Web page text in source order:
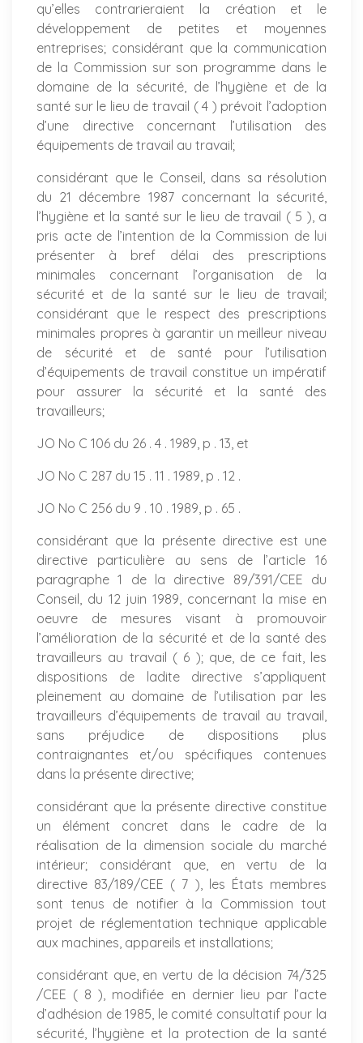
qu’elles contrarieraient la création et le
développement de petites et moyennes
entreprises; considérant que la communication
de la Commission sur son programme dans le
domaine de la sécurité, de l’hygiène et de la
santé sur le lieu de travail ( 4 ) prévoit l’adoption
d’une directive concernant l’utilisation des
équipements de travail au travail;
considérant que le Conseil, dans sa résolution
du 21 décembre 1987 concernant la sécurité,
l’hygiène et la santé sur le lieu de travail ( 5 ), a
pris acte de l’intention de la Commission de lui
présenter à bref délai des prescriptions
minimales concernant l’organisation de la
sécurité et de la santé sur le lieu de travail;
considérant que le respect des prescriptions
minimales propres à garantir un meilleur niveau
de sécurité et de santé pour l’utilisation
d’équipements de travail constitue un impératif
pour assurer la sécurité et la santé des
travailleurs;
JO No C 106 du 26 . 4 . 1989, p . 13, et
JO No C 287 du 15 . 11 . 1989, p . 12 .
JO No C 256 du 9 . 10 . 1989, p . 65 .
considérant que la présente directive est une
directive particulière au sens de l’article 16
paragraphe 1 de la directive 89/391/CEE du
Conseil, du 12 juin 1989, concernant la mise en
oeuvre de mesures visant à promouvoir
l’amélioration de la sécurité et de la santé des
travailleurs au travail ( 6 ); que, de ce fait, les
dispositions de ladite directive s’appliquent
pleinement au domaine de l’utilisation par les
travailleurs d’équipements de travail au travail,
sans préjudice de dispositions plus
contraignantes et/ou spécifiques contenues
dans la présente directive;
considérant que la présente directive constitue
un élément concret dans le cadre de la
réalisation de la dimension sociale du marché
intérieur; considérant que, en vertu de la
directive 83/189/CEE ( 7 ), les États membres
sont tenus de notifier à la Commission tout
projet de réglementation technique applicable
aux machines, appareils et installations;
considérant que, en vertu de la décision 74/325
/CEE ( 8 ), modifiée en dernier lieu par l’acte
d’adhésion de 1985, le comité consultatif pour la
sécurité, l’hygiène et la protection de la santé